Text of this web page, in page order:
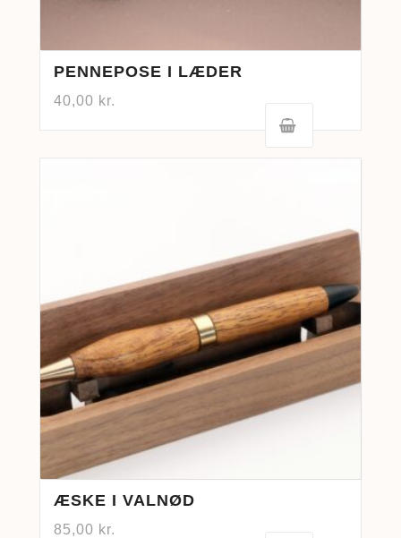
PENNEPOSE I LÆDER
40,00 kr.
ÆSKE I VALNØD
85,00 kr.